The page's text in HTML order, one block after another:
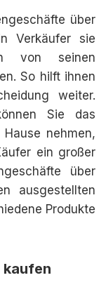
über
Verkäufer sie
von seinen
So hilft ihnen
weiter.
Sie das
nehmen,
ein großer
über
ausgestellten
Produkte